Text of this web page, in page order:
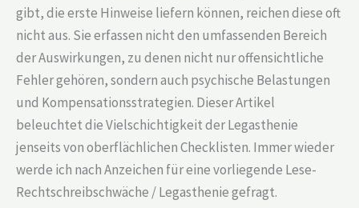
gibt, die erste Hinweise liefern können, reichen diese oft
nicht aus. Sie erfassen nicht den umfassenden Bereich
der Auswirkungen, zu denen nicht nur offensichtliche
Fehler gehören, sondern auch psychische Belastungen
und Kompensationsstrategien. Dieser Artikel
beleuchtet die Vielschichtigkeit der Legasthenie
jenseits von oberflächlichen Checklisten. Immer wieder
werde ich nach Anzeichen für eine vorliegende Lese-
Rechtschreibschwäche / Legasthenie gefragt.